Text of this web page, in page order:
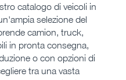
catalogo di veicoli in
selezione del
camion, truck,
in pronta consegna,
o con opzioni di
tra una vasta